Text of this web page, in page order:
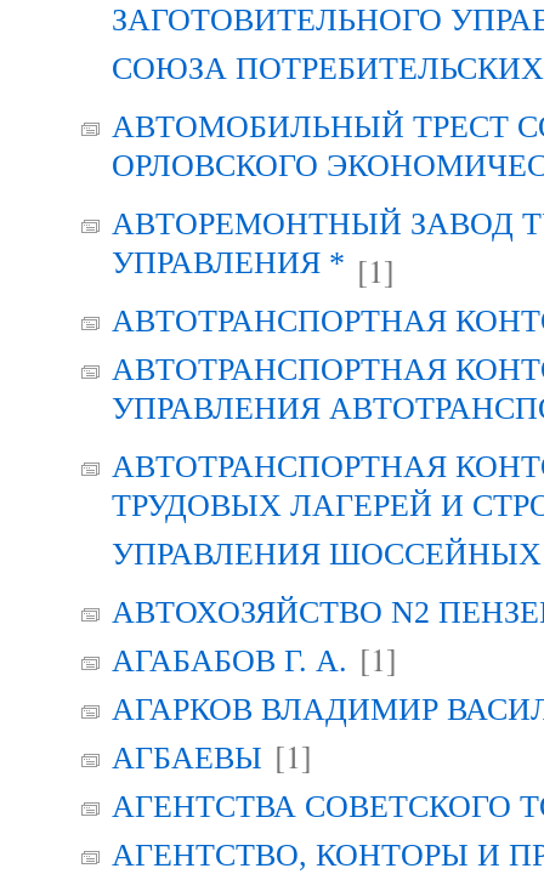
ЗАГОТОВИТЕЛЬНОГО
СОЮЗА
АВТОМОБИЛЬНЫЙ ТРЕСТ
ОРЛОВСКОГО
АВТОРЕМОНТНЫЙ ЗАВОД
УПРАВЛЕНИЯ * [1]
АВТОТРАНСПОРТНАЯ
АВТОТРАНСПОРТНАЯ
УПРАВЛЕНИЯ
АВТОТРАНСПОРТНАЯ
ТРУДОВЫХ ЛАГЕРЕЙ И
УПРАВЛЕНИЯ
АВТОХОЗЯЙСТВО N2
АГАБАБОВ Г. А. [1]
АГАРКОВ ВЛАДИМИР
АГБАЕВЫ [1]
АГЕНТСТВА СОВЕТСКОГО
АГЕНТСТВО, КОНТОРЫ И